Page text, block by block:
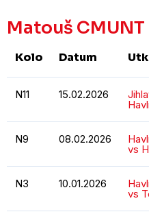
Matouš CMUNT
Kolo Datum
N11 15.02.2026
N9 08.02.2026
vs
N3 10.01.2026
vs